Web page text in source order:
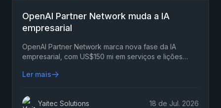
OpenAI Partner Network muda a IA
empresarial
OpenAI Partner Network marca nova fase da IA
empresarial, com US$150 mi em serviços e lições
segurança real.
Ler mais
Yaitec Solutions 18 de Jul. 2026